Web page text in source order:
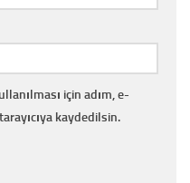
için adım, e-
kaydedilsin.